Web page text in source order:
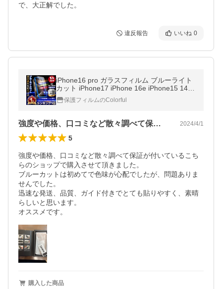
で、大正解でした。
違反報告 いいね 0
iPhone16 pro ガラスフィルム ブルーライト
カット iPhone17 iPhone 16e iPhone15 14pr
o 16pro max 13 pro 12 SE3 iPhone11 XR 11
pro 15pro max フィルム
保護フィルムのColorful
強度や価格、口コミなど散々調べて保証が… 2024/4/1
5
強度や価格、口コミなど散々調べて保証が付いているこち
らのショップで購入させて頂きました。
ブルーカットは初めてで色味が心配でしたが、問題ありま
せんでした。
迅速な発送、品質、ガイド付きでとても貼りやすく、素晴
らしいと思います。
オススメです。
購入した商品